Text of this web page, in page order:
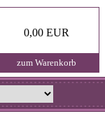
0,00 EUR
zum Warenkorb